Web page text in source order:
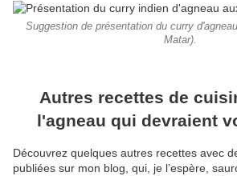
Suggestion de présentation du curry
Matar).
Autres recettes de
l'agneau qui devraient
Découvrez quelques autres recettes avec
publiées sur mon blog, qui, je l’espère,